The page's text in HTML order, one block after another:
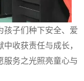
子们种下安全、爱
收获责任与成长，
服务之光照亮童心与